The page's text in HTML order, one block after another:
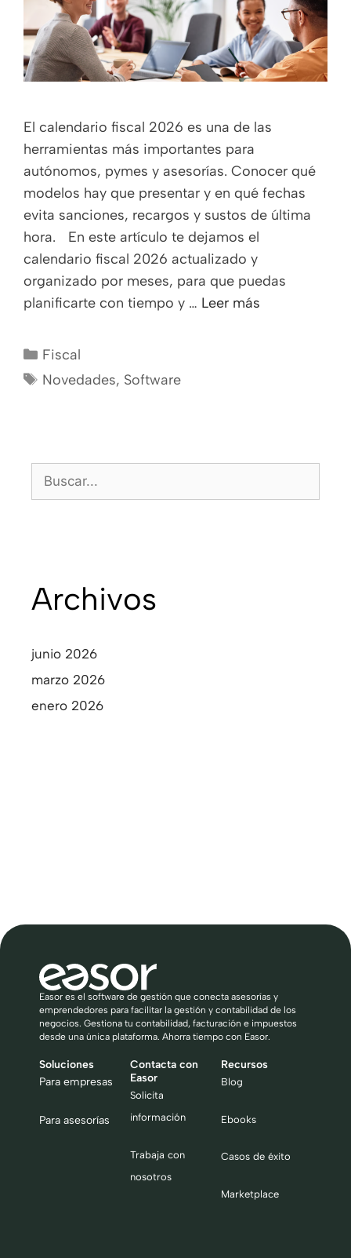
El calendario fiscal 2026 es una de las
herramientas más importantes para
autónomos, pymes y asesorías. Conocer qué
modelos hay que presentar y en qué fechas
evita sanciones, recargos y sustos de última
hora. En este artículo te dejamos el
calendario fiscal 2026 actualizado y
organizado por meses, para que puedas
planificarte con tiempo y … Leer más
Fiscal
Novedades, Software
Archivos
junio 2026
marzo 2026
enero 2026
Easor es el software de gestión que conecta asesorías y
emprendedores para facilitar la gestión y contabilidad de los
negocios. Gestiona tu contabilidad, facturación e impuestos
desde una única plataforma. Ahorra tiempo con Easor.
Soluciones
Para empresas
Para asesorías
Contacta con
Easor
Solicita
información
Trabaja con
nosotros
Recursos
Blog
Ebooks
Casos de éxito
Marketplace